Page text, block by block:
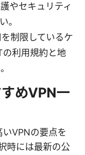
やセキュリティ
。
制限しているケ
利用規約と地
めVPN一
VPNの要点を
時には最新の公